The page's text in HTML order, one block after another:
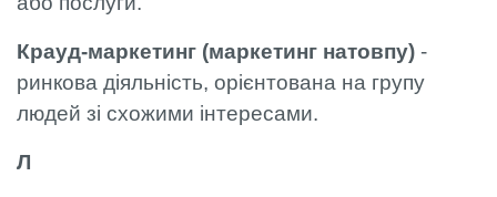
Крауд-маркетинг (маркетинг натовпу) -
ринкова діяльність, орієнтована на групу
людей зі схожими інтересами.
Л